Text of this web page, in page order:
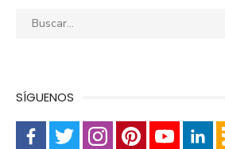
Buscar:
SÍGUENOS